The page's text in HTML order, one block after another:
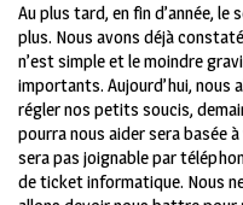
Au plus tard, en fin d’année,
plus. Nous avons déjà
n’est simple et le moindre
importants. Aujourd’hui, nous
régler nos petits soucis,
pourra nous aider sera basée
sera pas joignable par
de ticket informatique. Nous